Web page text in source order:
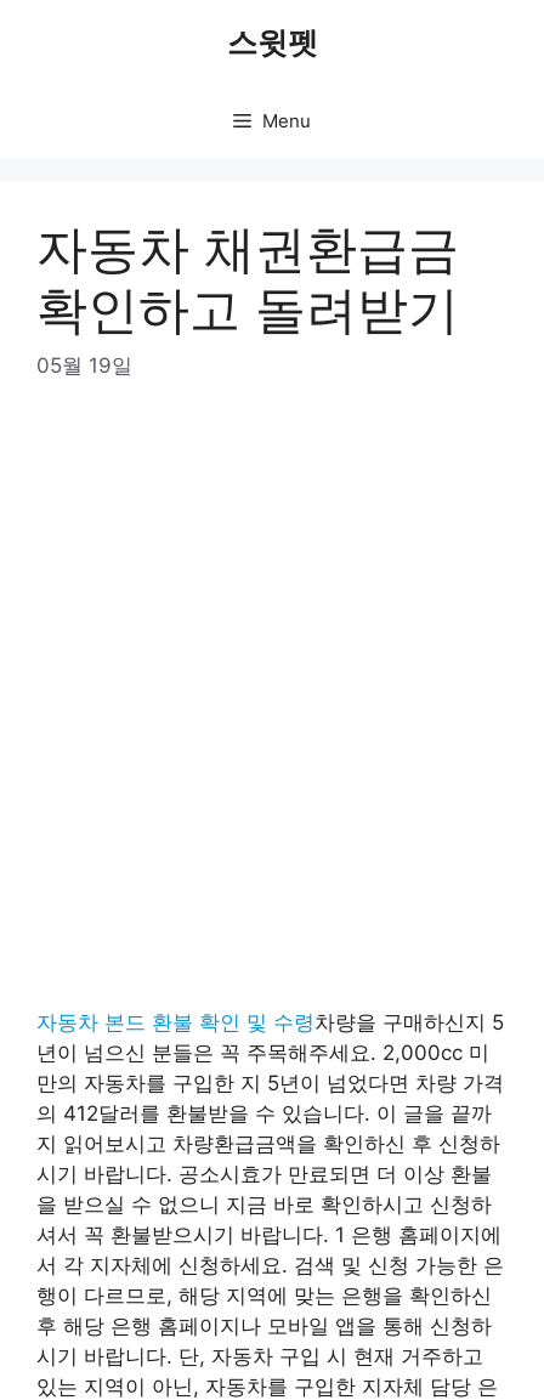
스윗펫
Menu
자동차 채권환급금
확인하고 돌려받기
05월 19일
자동차 본드 환불 확인 및 수령차량을 구매하신지 5
년이 넘으신 분들은 꼭 주목해주세요. 2,000cc 미
만의 자동차를 구입한 지 5년이 넘었다면 차량 가격
의 412달러를 환불받을 수 있습니다. 이 글을 끝까
지 읽어보시고 차량환급금액을 확인하신 후 신청하
시기 바랍니다. 공소시효가 만료되면 더 이상 환불
을 받으실 수 없으니 지금 바로 확인하시고 신청하
셔서 꼭 환불받으시기 바랍니다. 1 은행 홈페이지에
서 각 지자체에 신청하세요. 검색 및 신청 가능한 은
행이 다르므로, 해당 지역에 맞는 은행을 확인하신
후 해당 은행 홈페이지나 모바일 앱을 통해 신청하
시기 바랍니다. 단, 자동차 구입 시 현재 거주하고
있는 지역이 아닌, 자동차를 구입한 지자체 담당 은